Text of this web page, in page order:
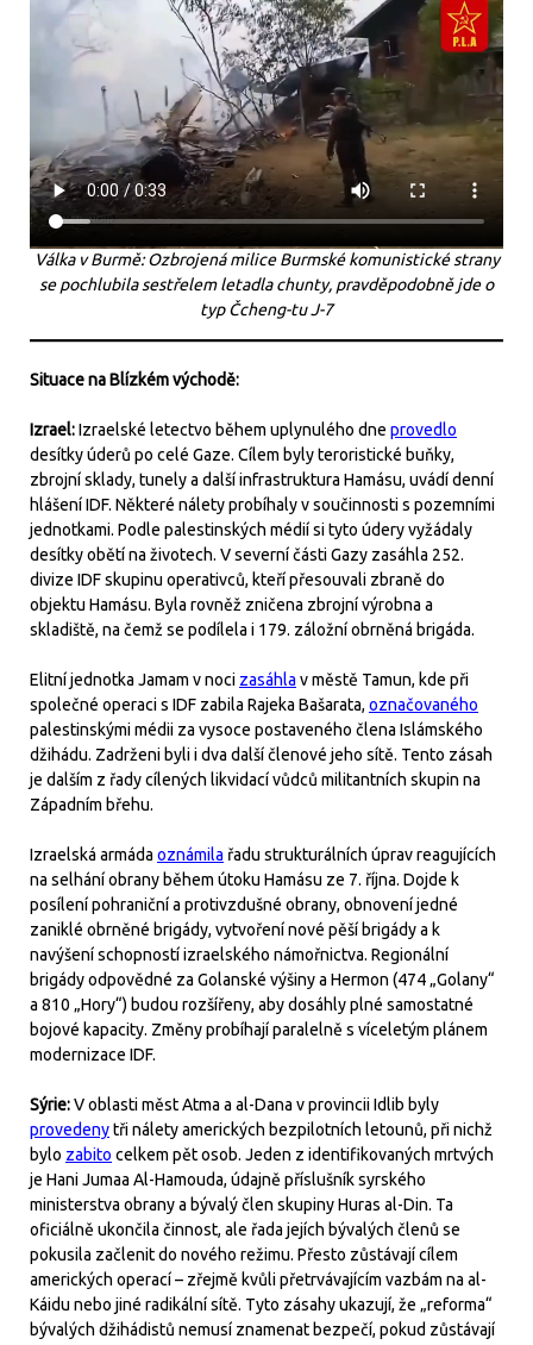
Válka v Burmě: Ozbrojená milice Burmské komunistické strany
se pochlubila sestřelem letadla chunty, pravděpodobně jde o
typ Čcheng-tu J-7
Situace na Blízkém východě:
Izrael:Izraelské letectvo během uplynulého dne provedlo
desítky úderů po celé Gaze. Cílem byly teroristické buňky,
zbrojní sklady, tunely a další infrastruktura Hamásu, uvádí denní
hlášení IDF. Některé nálety probíhaly v součinnosti s pozemními
jednotkami. Podle palestinských médií si tyto údery vyžádaly
desítky obětí na životech. V severní části Gazy zasáhla 252.
divize IDF skupinu operativců, kteří přesouvali zbraně do
objektu Hamásu. Byla rovněž zničena zbrojní výrobna a
skladiště, na čemž se podílela i 179. záložní obrněná brigáda.
Elitní jednotka Jamam v noci zasáhla v městě Tamun, kde při
společné operaci s IDF zabila Rajeka Bašarata, označovaného
palestinskými médii za vysoce postaveného člena Islámského
džihádu. Zadrženi byli i dva další členové jeho sítě. Tento zásah
je dalším z řady cílených likvidací vůdců militantních skupin na
Západním břehu.
Izraelská armáda oznámila řadu strukturálních úprav reagujících
na selhání obrany během útoku Hamásu ze 7. října. Dojde k
posílení pohraniční a protivzdušné obrany, obnovení jedné
zaniklé obrněné brigády, vytvoření nové pěší brigády a k
navýšení schopností izraelského námořnictva. Regionální
brigády odpovědné za Golanské výšiny a Hermon (474 „Golany“
a 810 „Hory“) budou rozšířeny, aby dosáhly plné samostatné
bojové kapacity. Změny probíhají paralelně s víceletým plánem
modernizace IDF.
Sýrie:V oblasti měst Atma a al-Dana v provincii Idlib byly
provedenytři nálety amerických bezpilotních letounů, při nichž
bylo zabito celkem pět osob. Jeden z identifikovaných mrtvých
je Hani Jumaa Al-Hamouda, údajně příslušník syrského
ministerstva obrany a bývalý člen skupiny Huras al-Din. Ta
oficiálně ukončila činnost, ale řada jejích bývalých členů se
pokusila začlenit do nového režimu. Přesto zůstávají cílem
amerických operací – zřejmě kvůli přetrvávajícím vazbám na al-
Káidu nebo jiné radikální sítě. Tyto zásahy ukazují, že „reforma“
bývalých džihádistů nemusí znamenat bezpečí, pokud zůstávají